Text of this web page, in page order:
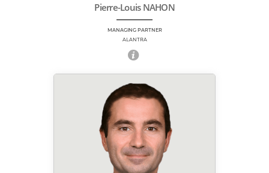
Pierre-Louis NAHON
MANAGING PARTNER
ALANTRA